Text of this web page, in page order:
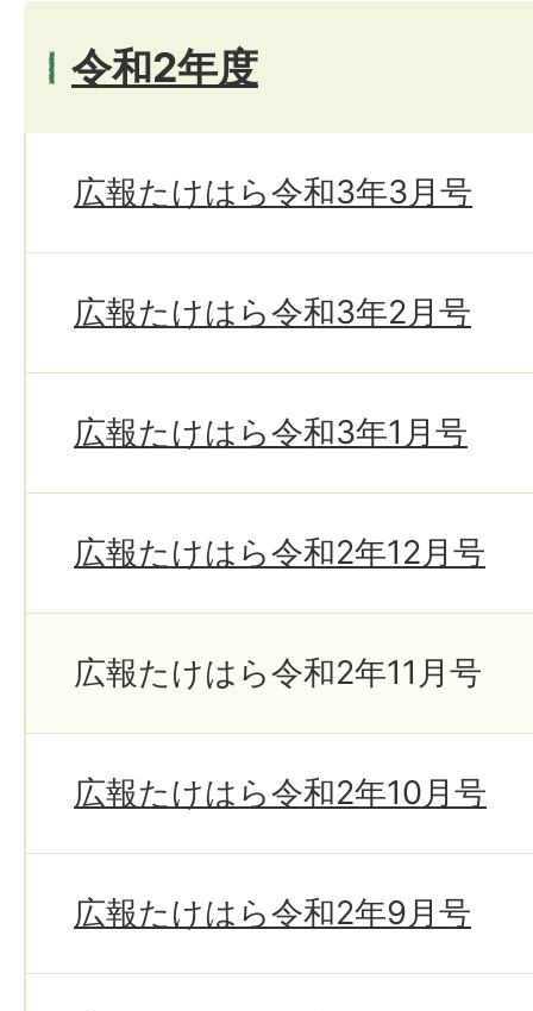
令和2年度
広報たけはら令和3年3月号
広報たけはら令和3年2月号
広報たけはら令和3年1月号
広報たけはら令和2年12月号
広報たけはら令和2年11月号
広報たけはら令和2年10月号
広報たけはら令和2年9月号